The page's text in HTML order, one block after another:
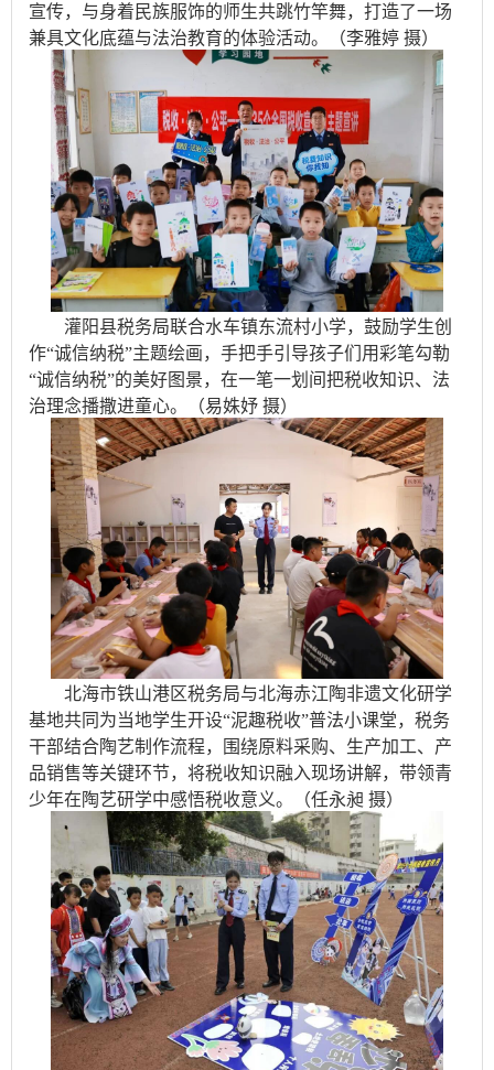
宣传，与身着民族服饰的师生共跳竹竿舞，打造了一场
兼具文化底蕴与法治教育的体验活动。（李雅婷 摄）
灌阳县税务局联合水车镇东流村小学，鼓励学生创
作“诚信纳税”主题绘画，手把手引导孩子们用彩笔勾勒
“诚信纳税”的美好图景，在一笔一划间把税收知识、法
治理念播撒进童心。（易姝妤 摄）
北海市铁山港区税务局与北海赤江陶非遗文化研学
基地共同为当地学生开设“泥趣税收”普法小课堂，税务
干部结合陶艺制作流程，围绕原料采购、生产加工、产
品销售等关键环节，将税收知识融入现场讲解，带领青
少年在陶艺研学中感悟税收意义。（任永昶 摄）